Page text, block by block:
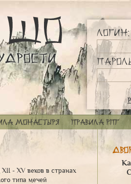
Логин:
монастыря Правила РПГ
- XV веков в странах
типа мечей